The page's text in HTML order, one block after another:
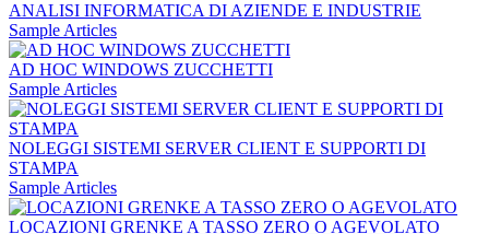
ANALISI INFORMATICA DI AZIENDE E INDUSTRIE
Sample Articles
AD HOC WINDOWS ZUCCHETTI
Sample Articles
NOLEGGI SISTEMI SERVER CLIENT E SUPPORTI DI
STAMPA
Sample Articles
LOCAZIONI GRENKE A TASSO ZERO O AGEVOLATO